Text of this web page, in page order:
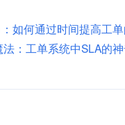
如何通过时间提高工
法：工单系统中SLA的